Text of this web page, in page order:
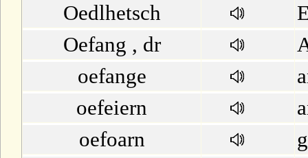
Oedlhetsch
Oefang , dr
oefange
oefeiern
oefoarn